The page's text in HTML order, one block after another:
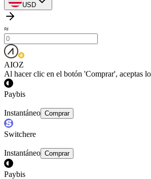
USD
≈
AIOZ
Al hacer clic en el botón 'Comprar', aceptas
Paybis
Instantáneo Comprar
Switchere
Instantáneo Comprar
Paybis